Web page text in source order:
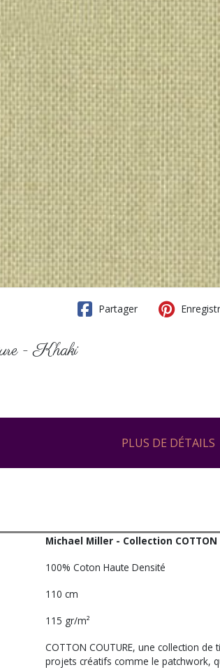
Partager
- Khaki
PLUS DE DÉTAILS
Michael Miller - Collection COTTON
100% Coton Haute Densité
110 cm
115 gr/m²
COTTON COUTURE, une collection
projets créatifs comme le patchwork,